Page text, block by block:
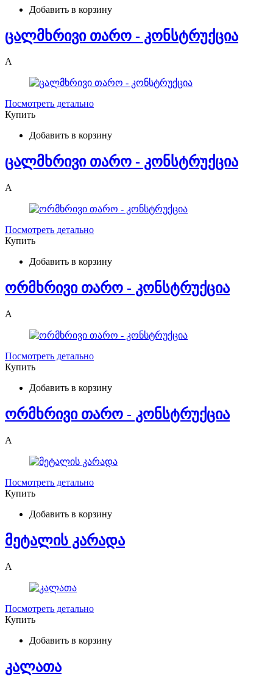
Добавить в корзину
ცალმხრივი თარო - კონსტრუქცია
A
Посмотреть детально
Купить
Добавить в корзину
ცალმხრივი თარო - კონსტრუქცია
A
Посмотреть детально
Купить
Добавить в корзину
ორმხრივი თარო - კონსტრუქცია
A
Посмотреть детально
Купить
Добавить в корзину
ორმხრივი თარო - კონსტრუქცია
A
Посмотреть детально
Купить
Добавить в корзину
მეტალის კარადა
A
Посмотреть детально
Купить
Добавить в корзину
კალათა